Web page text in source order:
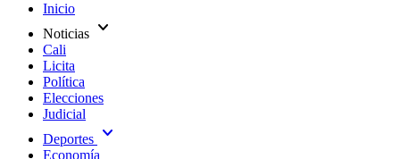
Inicio
Noticias expand_more
Cali
Licita
Política
Elecciones
Judicial
Deportes expand_more
Economía